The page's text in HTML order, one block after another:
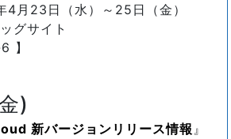
23日（水）～25日（金）
サイト
】
)
新バージョンリリース情報